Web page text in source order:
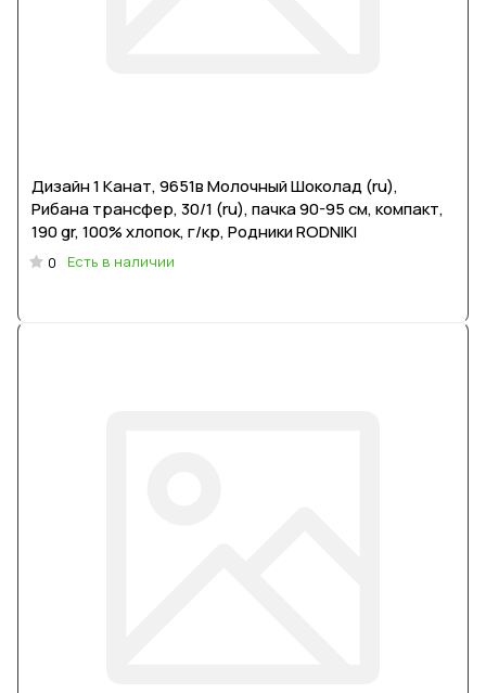
Дизайн 1 Канат, 9651в Молочный Шоколад (ru),
Рибана трансфер, 30/1 (ru), пачка 90-95 см, компакт,
190 gr, 100% хлопок, г/кр, Родники RODNIKI
0 Есть в наличии